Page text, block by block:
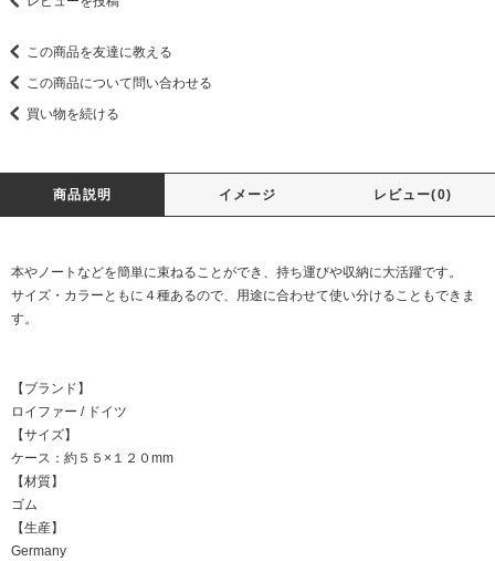
この商品を友達に教える
この商品について問い合わせる
買い物を続ける
商品説明 イメージ レビュー(0)
本やノートなどを簡単に束ねることができ、持ち運びや収納に大活躍です。
サイズ・カラーともに４種あるので、用途に合わせて使い分けることもできま
す。
【ブランド】
ロイファー / ドイツ
【サイズ】
ケース：約５５×１２０mm
【材質】
ゴム
【生産】
Germany